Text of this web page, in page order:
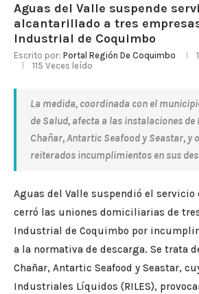
Aguas del Valle suspende
alcantarillado a tres
Industrial de Coquimbo
Escrito por: Portal Región De Coquimbo
115 Veces leído
La medida, coordinada con el
de Salud, afecta a las instalaciones
Chañar, Antartic Seafood y Seastar, y
reiterados incumplimientos en sus
Aguas del Valle suspendió el
cerró las uniones domiciliarias de
Industrial de Coquimbo por
a la normativa de descarga. Se trata
Chañar, Antartic Seafood y Seastar,
Industriales Líquidos (RILES),